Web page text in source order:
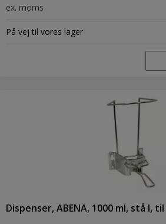
ex. moms
På vej til vores lager
Dispenser, ABENA, 1000 ml, stå l,